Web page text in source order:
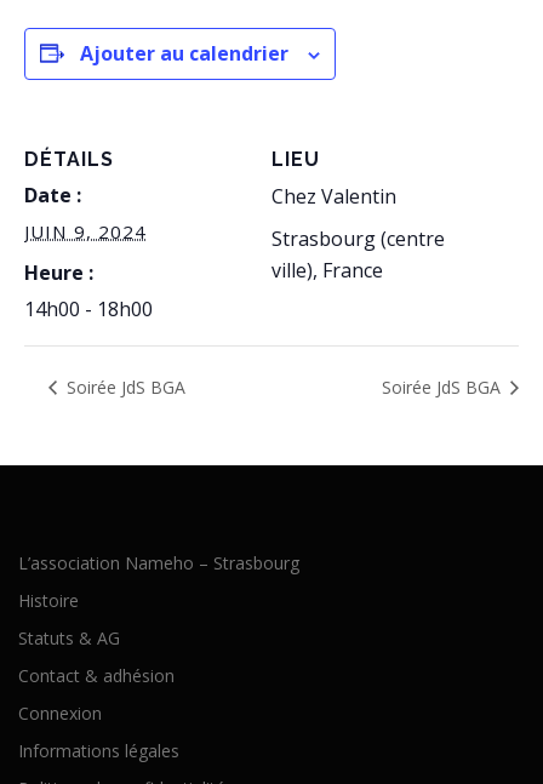
Ajouter au calendrier
DÉTAILS
Date :
JUIN 9, 2024
Heure :
14h00 - 18h00
LIEU
Chez Valentin
Strasbourg (centre
ville), France
Soirée JdS BGA Soirée JdS BGA
L’association Nameho – Strasbourg
Histoire
Statuts & AG
Contact & adhésion
Connexion
Informations légales